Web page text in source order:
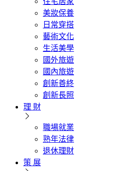
美妝保養
日常穿搭
藝術文化
生活美學
國外旅遊
國內旅遊
創新善終
創新長照
理 財
職場就業
熟年法律
退休理財
策 展